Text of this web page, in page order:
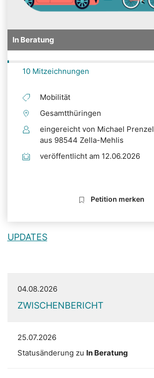
In Beratung
10 Mitzeichnungen
Mobilität
Gesamtthüringen
eingereicht von Michael Prenzel
aus 98544 Zella-Mehlis
veröffentlicht am 12.06.2026
Petition merken
UPDATES
04.08.2026
ZWISCHENBERICHT
25.07.2026
Statusänderung zu In Beratung